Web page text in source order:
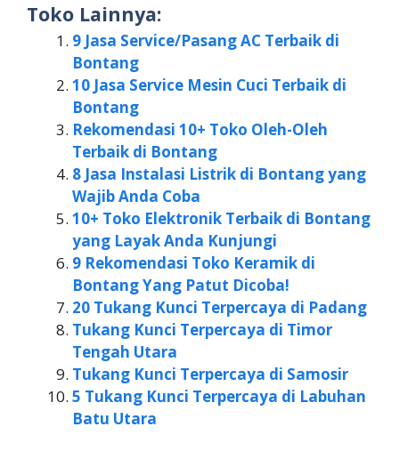
Toko Lainnya:
9 Jasa Service/Pasang AC Terbaik di
Bontang
10 Jasa Service Mesin Cuci Terbaik di
Bontang
Rekomendasi 10+ Toko Oleh-Oleh
Terbaik di Bontang
8 Jasa Instalasi Listrik di Bontang yang
Wajib Anda Coba
10+ Toko Elektronik Terbaik di Bontang
yang Layak Anda Kunjungi
9 Rekomendasi Toko Keramik di
Bontang Yang Patut Dicoba!
20 Tukang Kunci Terpercaya di Padang
Tukang Kunci Terpercaya di Timor
Tengah Utara
Tukang Kunci Terpercaya di Samosir
5 Tukang Kunci Terpercaya di Labuhan
Batu Utara